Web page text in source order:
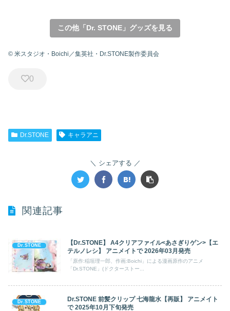
この他「Dr. STONE」グッズを見る
© 米スタジオ・Boichi／集英社・Dr.STONE製作委員会
0
Dr.STONE キャラアニ
シェアする
関連記事
Dr.STONE
【Dr.STONE】 A4クリアファイル<あさぎりゲン>【エ
テルノレシ】 アニメイトで 2026年03月発売
「原作:稲垣理一郎、作画:Boichi」による漫画原作のアニメ
「Dr.STONE」(ドクターストー...
Dr.STONE
Dr.STONE 前髪クリップ 七海龍水【再販】 アニメイト
で 2025年10月下旬発売